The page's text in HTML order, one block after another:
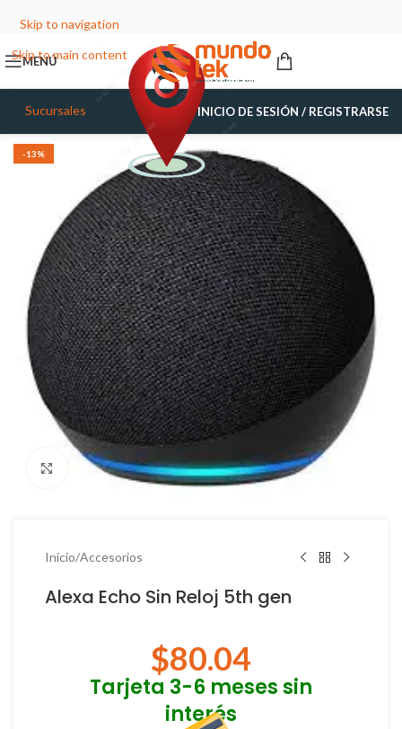
Skip to navigation
Skip to main content
MENÚ
Sucursales INICIO DE SESIÓN / REGISTRARSE
-13%
Haga Click para agrandar
Inicio/Accesorios
Alexa Echo Sin Reloj 5th gen
$80.04
Tarjeta 3-6 meses sin
interés